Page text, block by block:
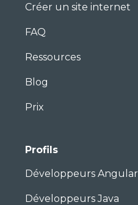
Créer un site internet
FAQ
Ressources
Blog
Prix
Profils
Développeurs Angular
Développeurs Java